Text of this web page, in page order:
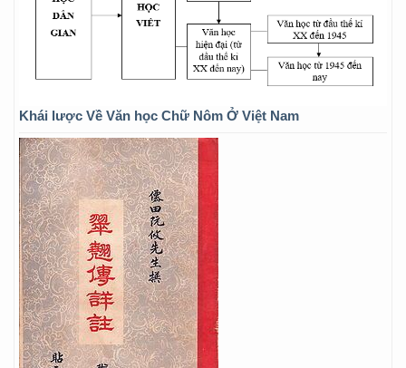
Khái lược Về Văn học Chữ Nôm Ở Việt Nam